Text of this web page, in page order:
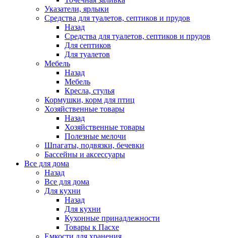
Указатели, ярлыки
Средства для туалетов, септиков и прудов
Назад
Средства для туалетов, септиков и прудов
Для септиков
Для туалетов
Мебель
Назад
Мебель
Кресла, стулья
Кормушки, корм для птиц
Хозяйственные товары
Назад
Хозяйственные товары
Полезные мелочи
Шпагаты, подвязки, бечевки
Бассейны и аксессуары
Все для дома
Назад
Все для дома
Для кухни
Назад
Для кухни
Кухонные принадлежности
Товары к Пасхе
Емкости для хранения